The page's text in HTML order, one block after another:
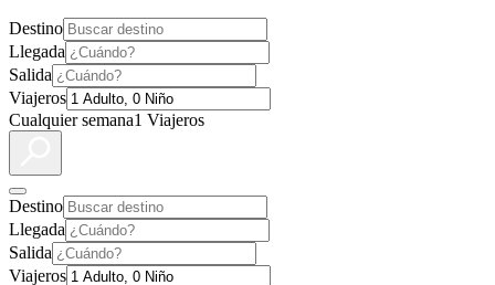
Destino
Llegada
Salida
Viajeros
Cualquier semana1 Viajeros
Destino
Llegada
Salida
Viajeros